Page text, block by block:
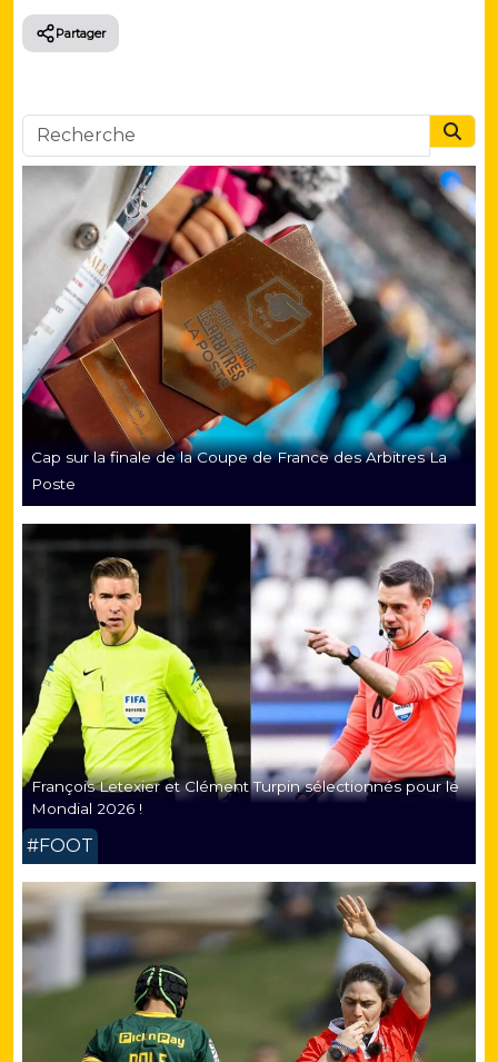
Partager
Cap sur la finale de la Coupe de France des Arbitres La
Poste
François Letexier et Clément Turpin sélectionnés pour le
Mondial 2026 !
#FOOT